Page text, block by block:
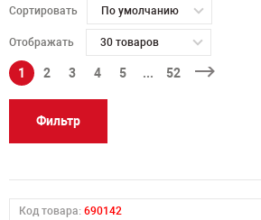
Сортировать По умолчанию
Отображать 30 товаров
1 2 3 4 5 ... 52
Фильтр
Код товара: 690142